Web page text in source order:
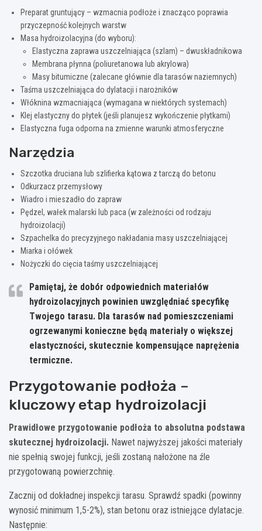
Preparat gruntujący – wzmacnia podłoże i znacząco poprawia
przyczepność kolejnych warstw
Masa hydroizolacyjna (do wyboru):
Elastyczna zaprawa uszczelniająca (szlam) – dwuskładnikowa
Membrana płynna (poliuretanowa lub akrylowa)
Masy bitumiczne (zalecane głównie dla tarasów naziemnych)
Taśma uszczelniająca do dylatacji i narożników
Włóknina wzmacniająca (wymagana w niektórych systemach)
Klej elastyczny do płytek (jeśli planujesz wykończenie płytkami)
Elastyczna fuga odporna na zmienne warunki atmosferyczne
Narzędzia
Szczotka druciana lub szlifierka kątowa z tarczą do betonu
Odkurzacz przemysłowy
Wiadro i mieszadło do zapraw
Pędzel, wałek malarski lub paca (w zależności od rodzaju
hydroizolacji)
Szpachelka do precyzyjnego nakładania masy uszczelniającej
Miarka i ołówek
Nożyczki do cięcia taśmy uszczelniającej
Pamiętaj, że dobór odpowiednich materiałów
hydroizolacyjnych powinien uwzględniać specyfikę
Twojego tarasu. Dla tarasów nad pomieszczeniami
ogrzewanymi konieczne będą materiały o większej
elastyczności, skutecznie kompensujące naprężenia
termiczne.
Przygotowanie podłoża –
kluczowy etap hydroizolacji
Prawidłowe przygotowanie podłoża to absolutna podstawa
skutecznej hydroizolacji. Nawet najwyższej jakości materiały
nie spełnią swojej funkcji, jeśli zostaną nałożone na źle
przygotowaną powierzchnię.
Zacznij od dokładnej inspekcji tarasu. Sprawdź spadki (powinny
wynosić minimum 1,5-2%), stan betonu oraz istniejące dylatacje.
Następnie: